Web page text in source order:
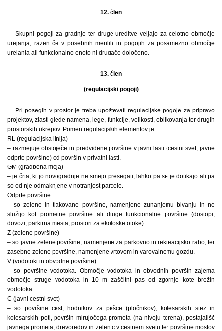
12. člen
Skupni pogoji za gradnje ter druge ureditve veljajo za celotno območje
urejanja, razen če v posebnih merilih in pogojih za posamezno območje
urejanja ali funkcionalno enoto ni drugače določeno.
13. člen
(regulacijski pogoji)
Pri posegih v prostor je treba upoštevati regulacijske pogoje za pripravo
projektov, zlasti glede namena, lege, funkcije, velikosti, oblikovanja ter drugih
prostorskih ukrepov. Pomen regulacijskih elementov je:
RL (regulacijska linija)
– razmejuje obstoječe in predvidene površine v javni lasti (cestni svet, javne
odprte površine) od površin v privatni lasti.
GM (gradbena meja)
– je črta, ki jo novogradnje ne smejo presegati, lahko pa se je dotikajo ali pa
so od nje odmaknjene v notranjost parcele.
Odprte površine
– so zelene in tlakovane površine, namenjene zunanjemu bivanju in ne
služijo kot prometne površine ali druge funkcionalne površine (dostopi,
dovozi, parkirna mesta, prostori za ekološke otoke).
Z (zelene površine)
– so javne zelene površine, namenjene za parkovno in rekreacijsko rabo, ter
zasebne zelene površine, namenjene vrtovom in varovalnemu gozdu.
V (vodotoki in obvodne površine)
– so površine vodotoka. Območje vodotoka in obvodnih površin zajema
območje struge vodotoka in 10 m zaščitni pas od zgornje kote brežin
vodotoka.
C (javni cestni svet)
– so površine cest, hodnikov za pešce (pločnikov), kolesarskih stez in
kolesarskih poti, površin mirujočega prometa (na nivoju terena), postajališč
javnega prometa, drevoredov in zelenic v cestnem svetu ter površine mostov